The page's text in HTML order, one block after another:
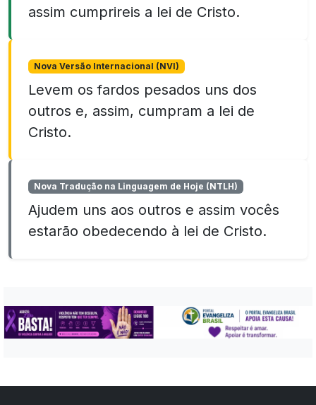
assim cumprireis a lei de Cristo.
Nova Versão Internacional (NVI)
Levem os fardos pesados uns dos
outros e, assim, cumpram a lei de
Cristo.
Nova Tradução na Linguagem de Hoje (NTLH)
Ajudem uns aos outros e assim vocês
estarão obedecendo à lei de Cristo.